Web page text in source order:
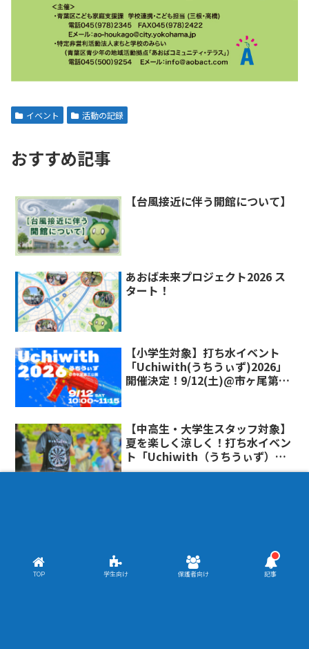
イベント 活動の記録
おすすめ記事
【台風接近に伴う開館について】
あおば未来プロジェクト2026 ス
タート！
【小学生対象】打ち水イベント
「Uchiwith(うちうぃず)2026」
開催決定！9/12(土)@市ヶ尾第三
【中高生・大学生スタッフ対象】
夏を楽しく涼しく！打ち水イベン
ト「Uchiwith（うちうぃず）」
運営スタッフ募集
TOP 学生向け 保護者向け 記事